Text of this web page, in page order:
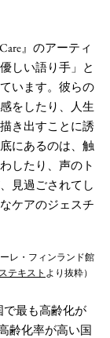
』のアーティ
しい語り手」と
います。彼らの
をしたり、人生
き出すことに誘
にあるのは、触
したり、声のト
見過ごされてし
ケアのジェスチ
レ・フィンランド館
テキスト より抜粋）
最も高齢化が
齢化率が高い国